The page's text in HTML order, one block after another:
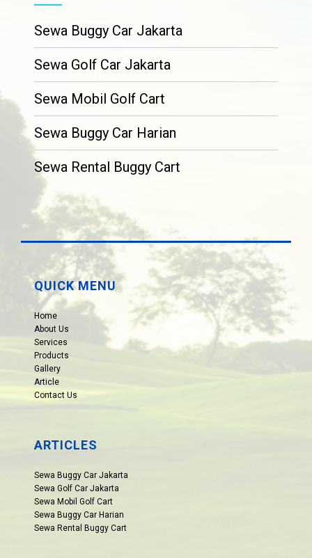
Sewa Buggy Car Jakarta
Sewa Golf Car Jakarta
Sewa Mobil Golf Cart
Sewa Buggy Car Harian
Sewa Rental Buggy Cart
QUICK MENU
Home
About Us
Services
Products
Gallery
Article
Contact Us
ARTICLES
Sewa Buggy Car Jakarta
Sewa Golf Car Jakarta
Sewa Mobil Golf Cart
Sewa Buggy Car Harian
Sewa Rental Buggy Cart